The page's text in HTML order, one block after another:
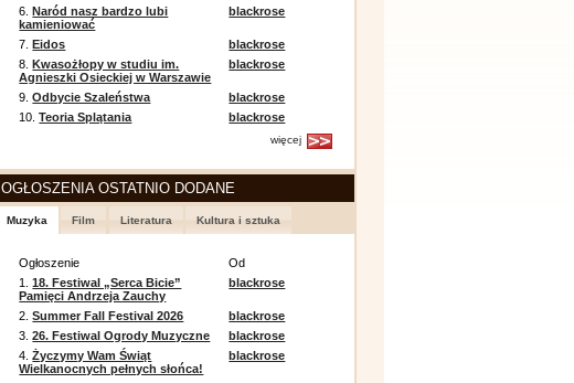
6.Naród nasz bardzo lubi
kamieniować
blackrose
7.Eidos
blackrose
8.Kwasożłopy w studiu im.
Agnieszki Osieckiej w Warszawie
blackrose
9.Odbycie Szaleństwa
blackrose
10.Teoria Splątania blackrose
więcej
OGŁOSZENIA OSTATNIO DODANE
Muzyka Film Literatura Kultura i sztuka
Ogłoszenie
Od
1.18. Festiwal „Serca Bicie”
Pamięci Andrzeja Zauchy
blackrose
2.Summer Fall Festival 2026
blackrose
3.26. Festiwal Ogrody Muzyczne
blackrose
4.Życzymy Wam Świąt
Wielkanocnych pełnych słońca!
blackrose